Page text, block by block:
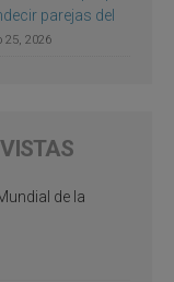
parejas del
25, 2026
de la